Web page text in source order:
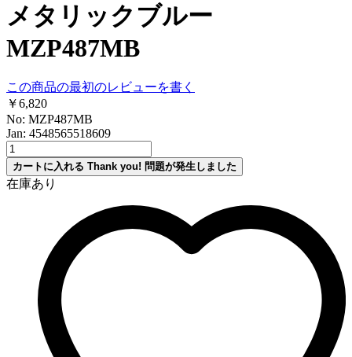
メタリックブルー
MZP487MB
この商品の最初のレビューを書く
￥6,820
No: MZP487MB
Jan: 4548565518609
カートに入れる Thank you! 問題が発生しました
在庫あり